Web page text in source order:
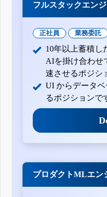
フルスタックエン
正社員 業務委託
10年以上蓄積し
AIを掛け合わせ
速させるポジシ
UI からデータ
るポジションで
プロダクトMLエン